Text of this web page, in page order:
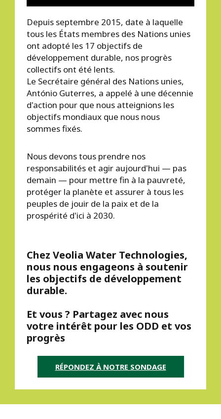
Depuis septembre 2015, date à laquelle
tous les États membres des Nations unies
ont adopté les 17 objectifs de
développement durable, nos progrès
collectifs ont été lents.
Le Secrétaire général des Nations unies,
António Guterres, a appelé à une décennie
d'action pour que nous atteignions les
objectifs mondiaux que nous nous
sommes fixés.
Nous devons tous prendre nos
responsabilités et agir aujourd'hui — pas
demain — pour mettre fin à la pauvreté,
protéger la planète et assurer à tous les
peuples de jouir de la paix et de la
prospérité d'ici à 2030.
Chez Veolia Water Technologies,
nous nous engageons à soutenir
les objectifs de développement
durable.
Et vous ? Partagez avec nous
votre intérêt pour les ODD et vos
progrès
RÉPONDEZ À NOTRE SONDAGE